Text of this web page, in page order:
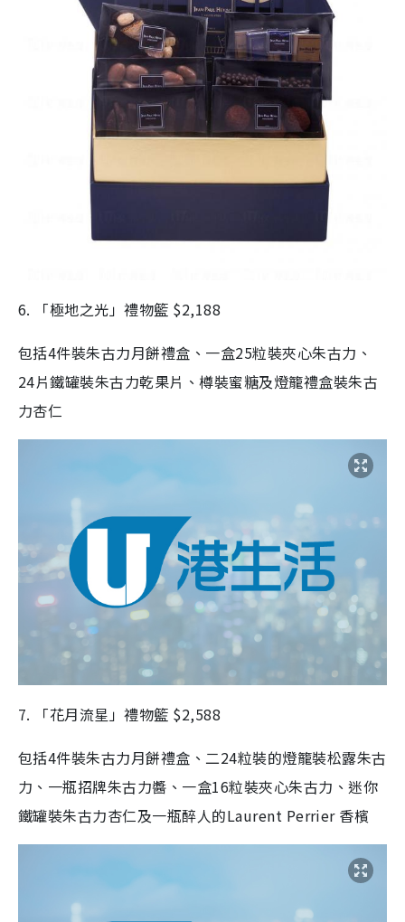
6. 「極地之光」禮物籃 $2,188
包括4件裝朱古力月餅禮盒、一盒25粒裝夾心朱古力、
24片鐵罐裝朱古力乾果片、樽裝蜜糖及燈籠禮盒裝朱古
力杏仁
7. 「花月流星」禮物籃 $2,588
包括4件裝朱古力月餅禮盒、二24粒裝的燈籠裝松露朱古
力、一瓶招牌朱古力醬、一盒16粒裝夾心朱古力、迷你
鐵罐裝朱古力杏仁及一瓶醉人的Laurent Perrier 香檳